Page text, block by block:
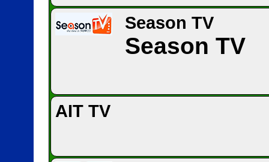
Season TV
Season TV
AIT TV